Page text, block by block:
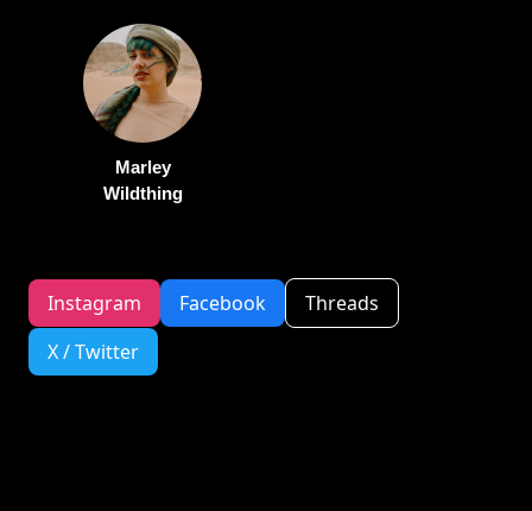
Marley
Wildthing
Instagram Facebook
Threads
X / Twitter